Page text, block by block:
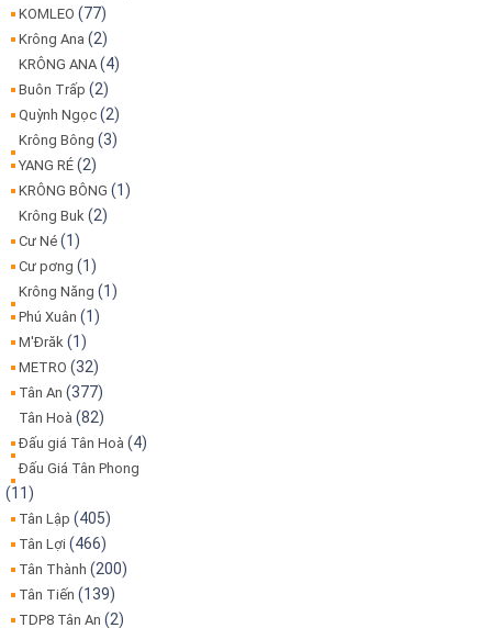
KOMLEO (77)
Krông Ana (2)
KRÔNG ANA (4)
Buôn Trấp (2)
Quỳnh Ngọc (2)
Krông Bông (3)
YANG RÉ (2)
KRÔNG BÔNG (1)
Krông Buk (2)
Cư Né (1)
Cư pơng (1)
Krông Năng (1)
Phú Xuân (1)
M'Đrăk (1)
METRO (32)
Tân An (377)
Tân Hoà (82)
Đấu giá Tân Hoà (4)
Đấu Giá Tân Phong
(11)
Tân Lập (405)
Tân Lợi (466)
Tân Thành (200)
Tân Tiến (139)
TDP8 Tân An (2)